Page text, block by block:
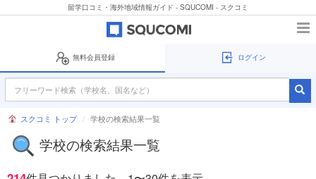
留学口コミ・海外地域情報ガイド - SQUCOMI - スクコミ
無料会員登録 ログイン
スクコミ トップ 学校の検索結果一覧
学校の検索結果一覧